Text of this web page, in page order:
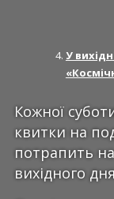
У
Кожної
квитки на
потрапить
вихідного